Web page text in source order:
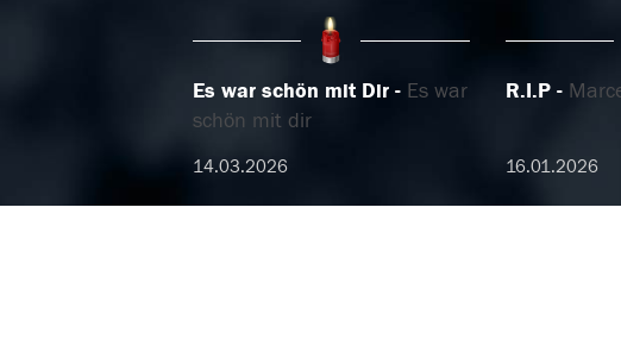
Es war schön mit Dir
Es war
schön mit dir
14.03.2026
R.I.P
16.01.2026